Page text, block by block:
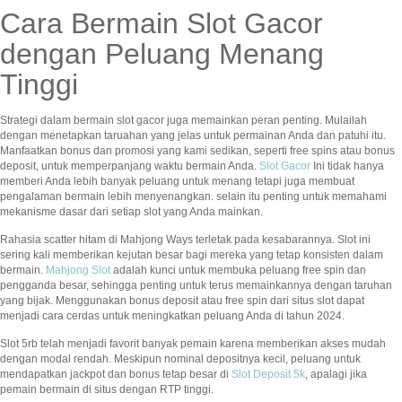
Cara Bermain Slot Gacor
dengan Peluang Menang
Tinggi
Strategi dalam bermain slot gacor juga memainkan peran penting. Mulailah
dengan menetapkan taruahan yang jelas untuk permainan Anda dan patuhi itu.
Manfaatkan bonus dan promosi yang kami sedikan, seperti free spins atau bonus
deposit, untuk memperpanjang waktu bermain Anda. Slot Gacor Ini tidak hanya
memberi Anda lebih banyak peluang untuk menang tetapi juga membuat
pengalaman bermain lebih menyenangkan. selain itu penting untuk memahami
mekanisme dasar dari setiap slot yang Anda mainkan.
Rahasia scatter hitam di Mahjong Ways terletak pada kesabarannya. Slot ini
sering kali memberikan kejutan besar bagi mereka yang tetap konsisten dalam
bermain. Mahjong Slot adalah kunci untuk membuka peluang free spin dan
pengganda besar, sehingga penting untuk terus memainkannya dengan taruhan
yang bijak. Menggunakan bonus deposit atau free spin dari situs slot dapat
menjadi cara cerdas untuk meningkatkan peluang Anda di tahun 2024.
Slot 5rb telah menjadi favorit banyak pemain karena memberikan akses mudah
dengan modal rendah. Meskipun nominal depositnya kecil, peluang untuk
mendapatkan jackpot dan bonus tetap besar di Slot Deposit 5k , apalagi jika
pemain bermain di situs dengan RTP tinggi.